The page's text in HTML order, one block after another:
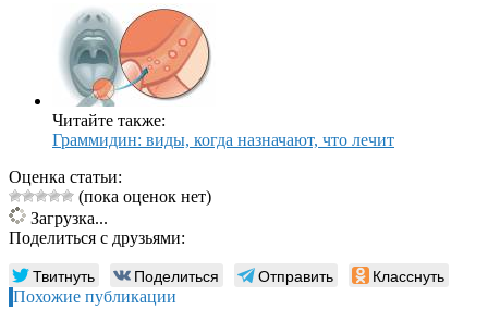
Читайте также:
Граммидин: виды, когда назначают, что лечит
Оценка статьи:
(пока оценок нет)
Загрузка...
Поделиться с друзьями:
Твитнуть Поделиться Отправить Класснуть
Похожие публикации